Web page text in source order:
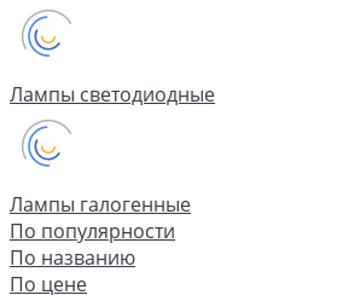
Лампы светодиодные
Лампы галогенные
По популярности
По названию
По цене